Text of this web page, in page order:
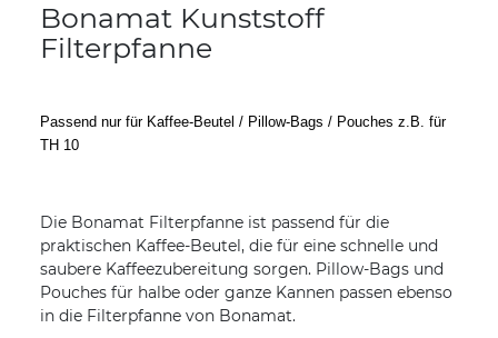
Bonamat Kunststoff
Filterpfanne
Passend nur für Kaffee-Beutel / Pillow-Bags / Pouches z.B. für
TH 10
Die Bonamat Filterpfanne ist passend für die
praktischen Kaffee-Beutel, die für eine schnelle und
saubere Kaffeezubereitung sorgen. Pillow-Bags und
Pouches für halbe oder ganze Kannen passen ebenso
in die Filterpfanne von Bonamat.